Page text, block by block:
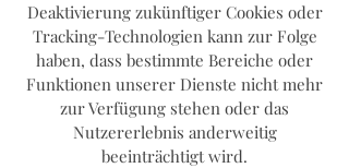
Deaktivierung zukünftiger Cookies oder
Tracking-Technologien kann zur Folge
haben, dass bestimmte Bereiche oder
Funktionen unserer Dienste nicht mehr
zur Verfügung stehen oder das
Nutzererlebnis anderweitig
beeinträchtigt wird.